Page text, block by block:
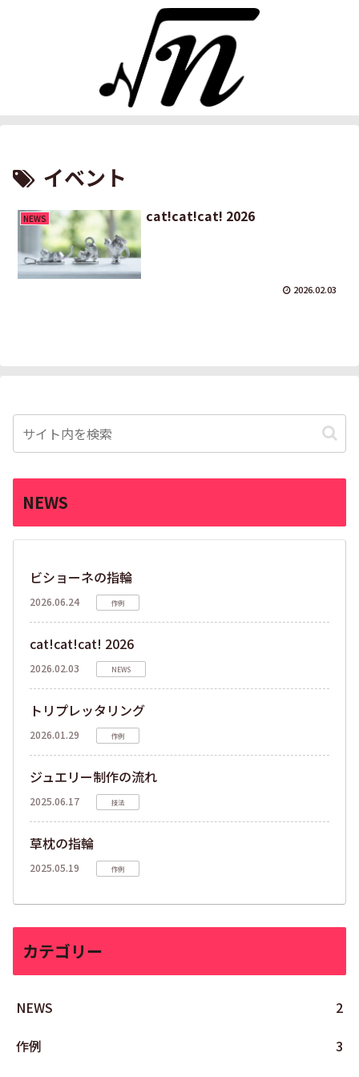
イベント
NEWS cat!cat!cat! 2026
2026.02.03
NEWS
ビショーネの指輪
2026.06.24 作例
cat!cat!cat! 2026
2026.02.03 NEWS
トリプレッタリング
2026.01.29 作例
ジュエリー制作の流れ
2025.06.17 技法
草枕の指輪
2025.05.19 作例
カテゴリー
NEWS
2
作例
3